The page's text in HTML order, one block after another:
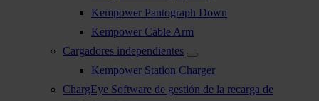
Kempower Pantograph Down
Kempower Cable Arm
Cargadores independientes
Kempower Station Charger
ChargEye Software de gestión de la recarga de